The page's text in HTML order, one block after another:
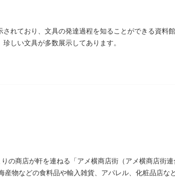
」のほとりに位置する区域。キリンやサイなどの人
見られます。
通じて、命の大切さや生きものの魅力が学べる体験
れており、文具の発達過程を知ることができる資料
しい文具が多数展示してあります。
の商店が軒を連ねる「アメ横商店街（アメ横商店街
物などの食料品や輸入雑貨、アパレル、化粧品店な